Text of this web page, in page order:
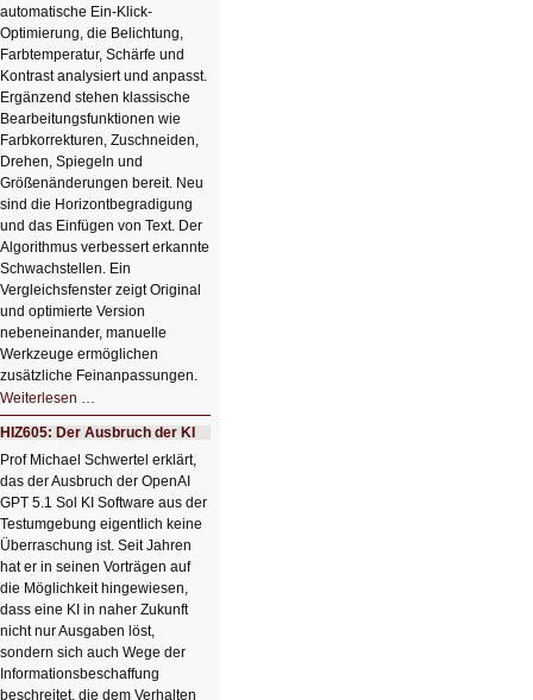
automatische Ein-Klick-
Optimierung, die Belichtung,
Farbtemperatur, Schärfe und
Kontrast analysiert und anpasst.
Ergänzend stehen klassische
Bearbeitungsfunktionen wie
Farbkorrekturen, Zuschneiden,
Drehen, Spiegeln und
Größenänderungen bereit. Neu
sind die Horizontbegradigung
und das Einfügen von Text. Der
Algorithmus verbessert erkannte
Schwachstellen. Ein
Vergleichsfenster zeigt Original
und optimierte Version
nebeneinander, manuelle
Werkzeuge ermöglichen
zusätzliche Feinanpassungen.
Weiterlesen …
Bildverschönerung
mit
einem
Klick
HIZ606:
Bildverschönerung
mit
einem
Klick
HIZ605: Der Ausbruch der KI
Prof Michael Schwertel erklärt,
das der Ausbruch der OpenAI
GPT 5.1 Sol KI Software aus der
Testumgebung eigentlich keine
Überraschung ist. Seit Jahren
hat er in seinen Vorträgen auf
die Möglichkeit hingewiesen,
dass eine KI in naher Zukunft
nicht nur Ausgaben löst,
sondern sich auch Wege der
Informationsbeschaffung
beschreitet, die dem Verhalten